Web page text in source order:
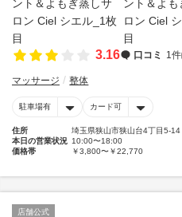
3.16 口コミ 1件
マッサージ 整体
駐車場有 カード可
住所
埼玉県狭山市狭山台4丁目5-14
本日の営業状況 10:00〜18:00
価格帯
￥3,800〜￥22,770
店舗公式